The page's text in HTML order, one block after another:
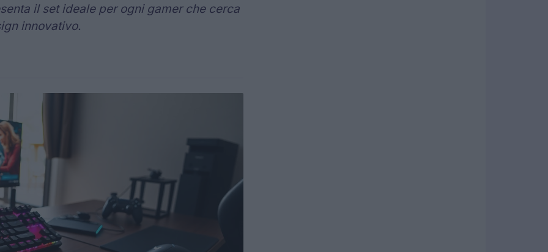
il set ideale per ogni gamer che cerca
innovativo.